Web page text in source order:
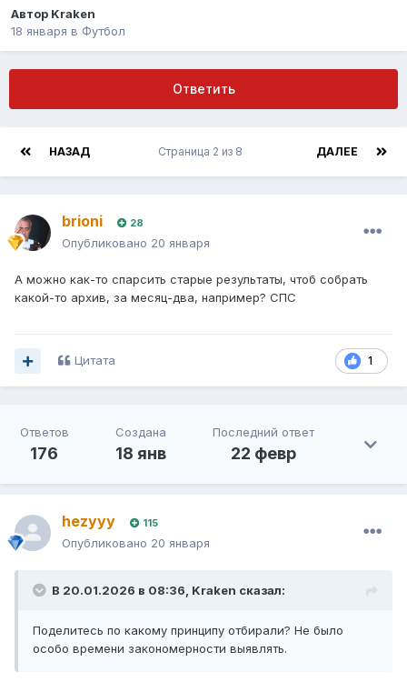
Автор Kraken
18 января в Футбол
Ответить
НАЗАД ДАЛЕЕ
Страница 2 из 8
brioni 28
Опубликовано 20 января
А можно как-то спарсить старые результаты, чтоб собрать
какой-то архив, за месяц-два, например? СПС
1
Цитата
Ответов
176
Создана
18 янв
Последний ответ
22 февр
hezyyy 115
Опубликовано 20 января
В 20.01.2026 в 08:36, Kraken сказал:
Поделитесь по какому принципу отбирали? Не было
особо времени закономерности выявлять.